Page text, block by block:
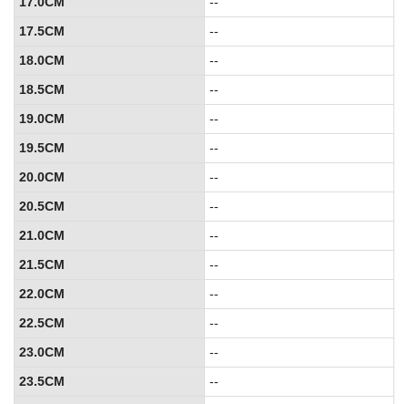
17.5CM
--
18.0CM
--
18.5CM
--
19.0CM
--
19.5CM
--
20.0CM
--
20.5CM
--
21.0CM
--
21.5CM
--
22.0CM
--
22.5CM
--
23.0CM
--
23.5CM
--